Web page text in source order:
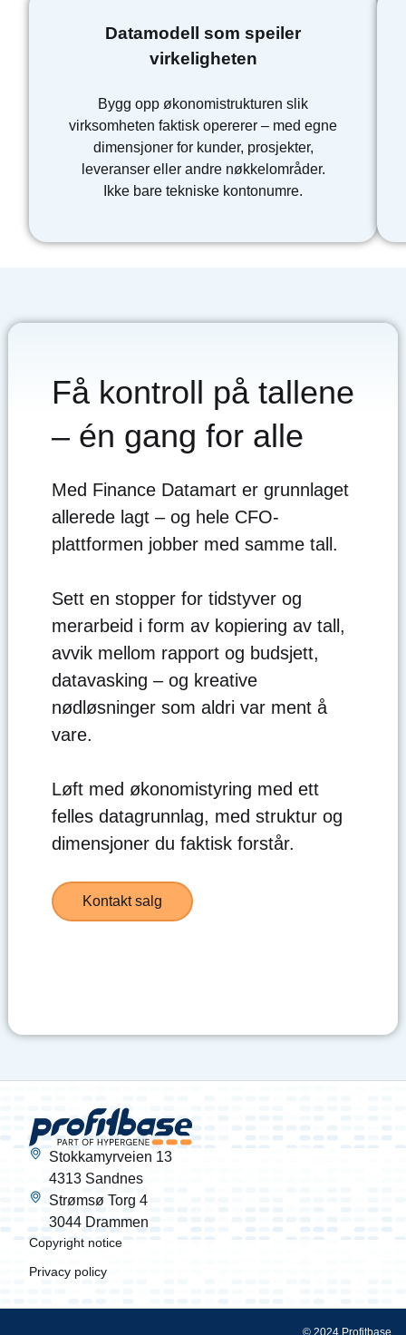
Datamodell som speiler
virkeligheten
Bygg opp økonomistrukturen slik
virksomheten faktisk opererer – med egne
dimensjoner for kunder, prosjekter,
leveranser eller andre nøkkelområder.
Ikke bare tekniske kontonumre.
Få kontroll på tallene
– én gang for alle
Med Finance Datamart er grunnlaget
allerede lagt – og hele CFO-
plattformen jobber med samme tall.
Sett en stopper for tidstyver og
merarbeid i form av kopiering av tall,
avvik mellom rapport og budsjett,
datavasking – og kreative
nødløsninger som aldri var ment å
vare.
Løft med økonomistyring med ett
felles datagrunnlag, med struktur og
dimensjoner du faktisk forstår.
Kontakt salg
Stokkamyrveien 13
4313 Sandnes
Strømsø Torg 4
3044 Drammen
Copyright notice
Privacy policy
© 2024 Profitbase